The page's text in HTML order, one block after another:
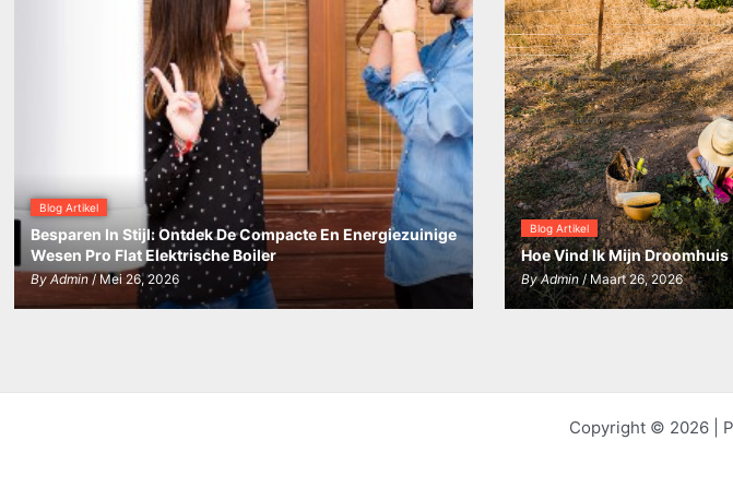
Blog Artikel
Besparen In Stijl: Ontdek De Compacte En Energiezuinige
Wesen Pro Flat Elektrische Boiler
By Admin/ Mei 26, 2026
Blog Artikel
Hoe Vind Ik Mijn Droomhuis
ByAdmin/ Maart 26, 2026
Copyright © 2026 |